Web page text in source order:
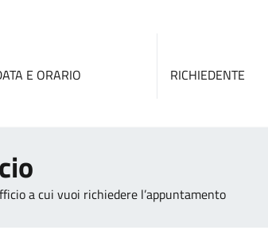
E ORARIO RICHIEDENTE
a cui vuoi richiedere l’appuntamento